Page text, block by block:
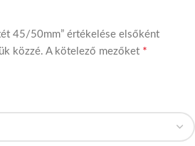
45/50mm” értékelése elsőként
közzé. A kötelező mezőket *